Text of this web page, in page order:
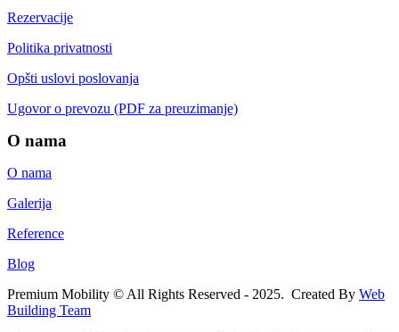
Rezervacije
Politika privatnosti
Opšti uslovi poslovanja
Ugovor o prevozu (PDF za preuzimanje)
O nama
O nama
Galerija
Reference
Blog
Premium Mobility © All Rights Reserved - 2025. Created By Web
Building Team